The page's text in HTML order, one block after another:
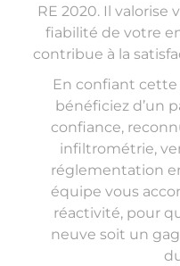
RE 2020. Il valorise
fiabilité de votre
contribue à la
En confiant cette
bénéficiez d’un
confiance,
infiltrométrie,
réglementation
équipe vous
réactivité, pour
neuve soit un